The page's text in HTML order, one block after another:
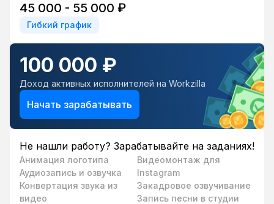
45 000 - 55 000 ₽
Гибкий график
100 000 ₽
Доход активных исполнителей на Workzilla
Начать зарабатывать
Не нашли работу? Зарабатывайте на заданиях!
Анимация логотипа
Аудиозапись и озвучка
Конвертация звука из
видео
Видеомонтаж для
Instagram
Закадровое озвучивание
Запись песни в студии